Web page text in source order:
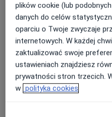
Umów
Konsultacja
250 zł
Szczegóły
Umów
plików cookie (lub
danych do celów
oparciu o Twoje zwyczaje
internetowych. W każdej
zaktualizować swoje
ustawieniach znajdziesz
prywatności stron trzecich.
w polityka cookies